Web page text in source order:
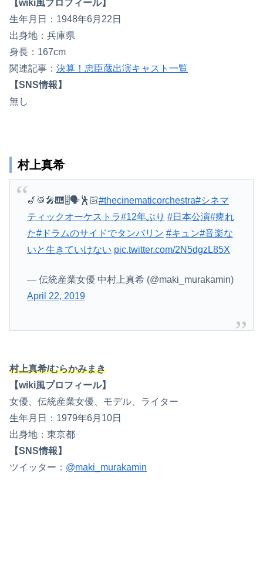
【wiki風プロフィール】
生年月日：1948年6月22日
出身地：兵庫県
身長：167cm
関連記事： 決算！忠臣蔵出演キャスト一覧
【SNS情報】
無し
村上真希
🎷🥁🎤🎹🎚🗣🕺🏻#thecinematicorchestra#シネマ
ティックオーケストラ#12年ぶり #日本公演#痺れ
た#ドラムのサイドでタンバリン #キュン#音楽な
いと生きていけない pic.twitter.com/2N5dgzL85X
— 伝統産業女優 中村上真希 (@maki_murakamin)
April 22, 2019
村上真希/むらかみまき
【wiki風プロフィール】
女優、伝統産業女優、モデル、ライター
生年月日：1979年6月10日
出身地：東京都
【SNS情報】
ツイッター： @maki_murakamin